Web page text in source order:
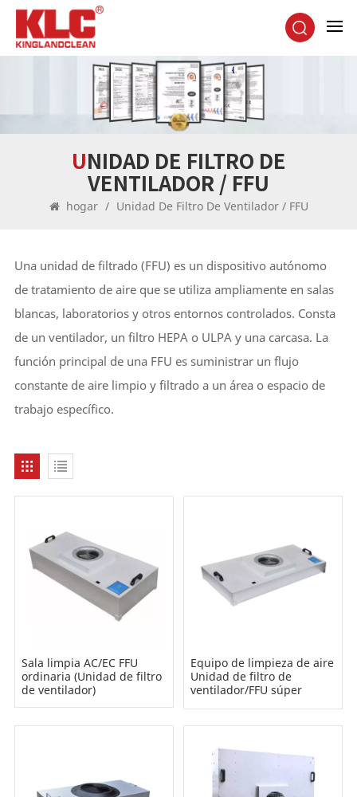
UNIDAD DE FILTRO DE
VENTILADOR / FFU
hogar / Unidad De Filtro De Ventilador / FFU
Una unidad de filtrado (FFU) es un dispositivo autónomo
de tratamiento de aire que se utiliza ampliamente en salas
blancas, laboratorios y otros entornos controlados. Consta
de un ventilador, un filtro HEPA o ULPA y una carcasa. La
función principal de una FFU es suministrar un flujo
constante de aire limpio y filtrado a un área o espacio de
trabajo específico.
Sala limpia AC/EC FFU
ordinaria (Unidad de filtro
de ventilador)
Equipo de limpieza de aire
Unidad de filtro de
ventilador/FFU súper